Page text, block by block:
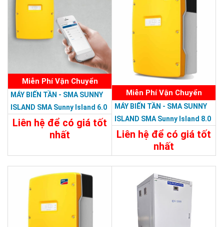
Miễn Phí Vận Chuyển
MÁY BIẾN TẦN - SMA SUNNY
ISLAND SMA Sunny Island 6.0
H-12
Liên hệ để có giá tốt
nhất
Miễn Phí Vận Chuyển
MÁY BIẾN TẦN - SMA SUNNY
ISLAND SMA Sunny Island 8.0
H-12
Liên hệ để có giá tốt
nhất